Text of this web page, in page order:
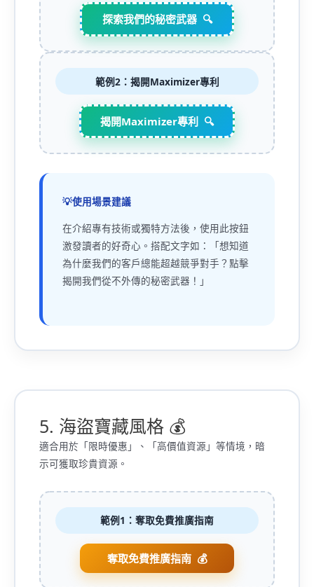
探索我們的秘密武器
範例2：揭開Maximizer專利
揭開Maximizer專利
使用場景建議
在介紹專有技術或獨特方法後，使用此按鈕
激發讀者的好奇心。搭配文字如：「想知道
為什麼我們的客戶總能超越競爭對手？點擊
揭開我們從不外傳的秘密武器！」
5. 海盜寶藏風格 💰
適合用於「限時優惠」、「高價值資源」等情境，暗
示可獲取珍貴資源。
範例1：奪取免費推廣指南
奪取免費推廣指南